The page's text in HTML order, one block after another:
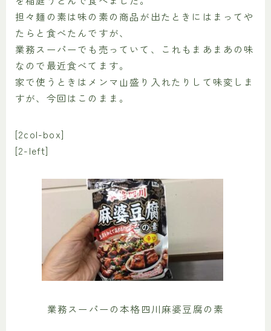
担々麺の素は味の素の商品が出たときにはまってや
たらと食べたんですが、
業務スーパーでも売っていて、これもまあまあの味
なので最近食べてます。
家で使うときはメンマ山盛り入れたりして味変しま
すが、今回はこのまま。
[2col-box]
[2-left]
業務スーパーの本格四川麻婆豆腐の素